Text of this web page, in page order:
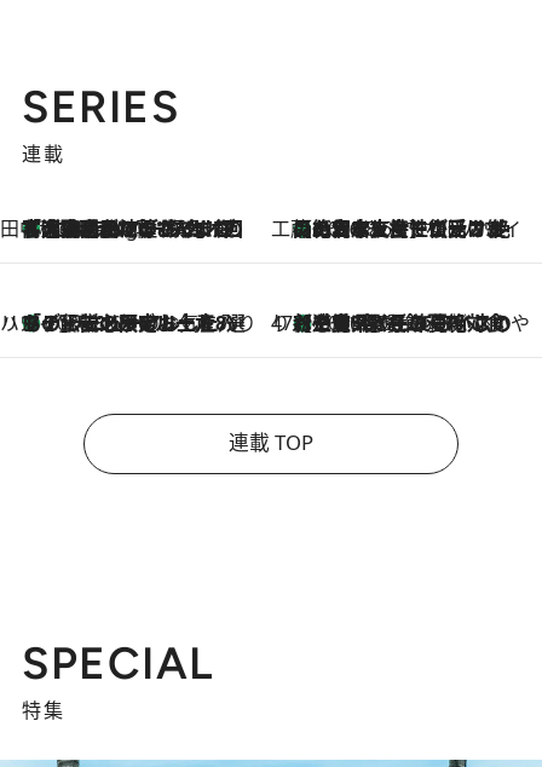
SERIES
連載
田中稲の勝手に再ブーム
1 Hour Ago
「湘南乃風に憧れて」観客大盛上がりの“タオル回し”に、ラッパー顔負けの高速歌唱まで…さだまさし（74）のアグレッシブすぎる現在地 工藤まやのおもてなしハワイ
2026.8.6
【ハワイ土産】ローカルの絶大な支持で復活！ 絶品の幻クッキー《元ファンの日本人女性が受け継いだ名店》
ハワイ賢者 リサのお気に入りリスト2026.8.6
あの伝説の限定トートも！ リニューアルした「ディーン＆デルーカ ハワイ」で必須のお土産8選 47都道府県の手みやげ ひんやりスイーツで夏を満喫
2026.8.6
【三重県】この夏絶対食べたい 冷やしておいしいおやつ3選 お餅×アイスの新感覚スイーツ
連載 TOP
SPECIAL
特集